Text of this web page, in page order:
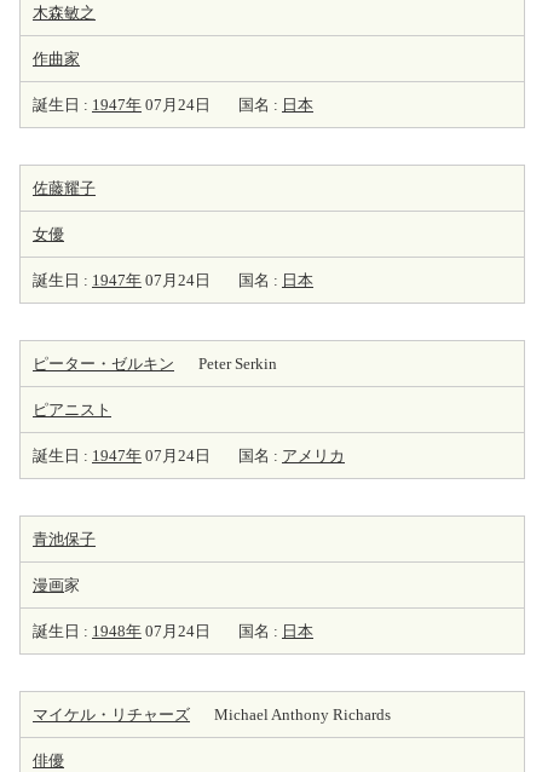
木森敏之
作曲家
誕生日 : 1947年 07月24日 国名 : 日本
佐藤耀子
女優
誕生日 : 1947年 07月24日 国名 : 日本
ピーター・ゼルキン Peter Serkin
ピアニスト
誕生日 : 1947年 07月24日 国名 : アメリカ
青池保子
漫画家
誕生日 : 1948年 07月24日 国名 : 日本
マイケル・リチャーズ Michael Anthony Richards
俳優